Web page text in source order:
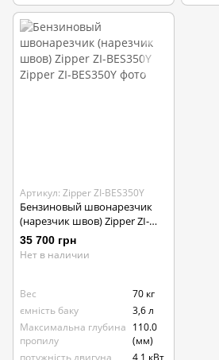
Артикул: Zipper ZI-BES350Y
Бензиновый швонарезчик
(нарезчик швов) Zipper ZI-
BES350Y
35 700 грн
Нет в наличии
Вес
70 кг
ємність баку
3,6 л
Максимальна глубина
пропилу
110.0
(мм)